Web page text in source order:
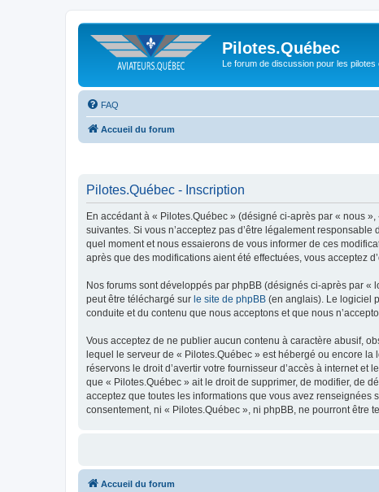
Pilotes.Québec
Le forum de discussion pour les
FAQ
Accueil du forum
Pilotes.Québec - Inscription
En accédant à « Pilotes.Québec » (désigné ci-après par « nous
suivantes. Si vous n’acceptez pas d’être légalement
quel moment et nous essaierons de vous informer de ces
après que des modifications aient été effectuées, vous acceptez
Nos forums sont développés par phpBB (désignés ci-après par
peut être téléchargé sur le site de phpBB (en anglais). Le logiciel
conduite et du contenu que nous acceptons et que nous
Vous acceptez de ne publier aucun contenu à caractère abusif,
lequel le serveur de « Pilotes.Québec » est hébergé ou encore
réservons le droit d’avertir votre fournisseur d’accès à internet et
que « Pilotes.Québec » ait le droit de supprimer, de modifier, de
acceptez que toutes les informations que vous avez
consentement, ni « Pilotes.Québec », ni phpBB, ne pourront être
Accueil du forum